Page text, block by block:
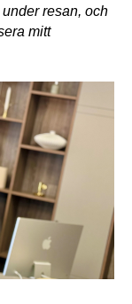
resan, och
mitt